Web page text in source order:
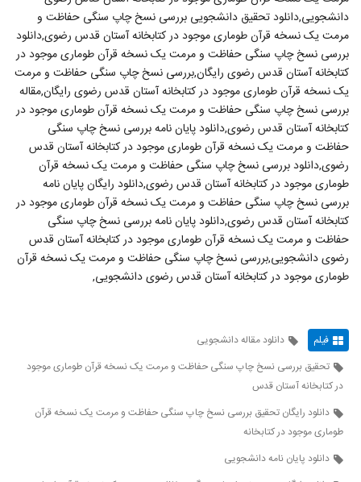
دانشجویی,دانلود تحقیق دانشجویی بررسی نسخ چاپ سنگی حفاظت و
مرمت یک نسخه قرآن طوماری موجود در کتابخانه آستان قدس رضوی,دانلود
بررسی نسخ چاپ سنگی حفاظت و مرمت یک نسخه قرآن طوماری موجود در
کتابخانه آستان قدس رضوی رایگان,بررسی نسخ چاپ سنگی حفاظت و مرمت
یک نسخه قرآن طوماری موجود در کتابخانه آستان قدس رضوی رایگان,مقاله
بررسی نسخ چاپ سنگی حفاظت و مرمت یک نسخه قرآن طوماری موجود در
کتابخانه آستان قدس رضوی,دانلود پایان نامه بررسی نسخ چاپ سنگی
حفاظت و مرمت یک نسخه قرآن طوماری موجود در کتابخانه آستان قدس
رضوی,دانلود بررسی نسخ چاپ سنگی حفاظت و مرمت یک نسخه قرآن
طوماری موجود در کتابخانه آستان قدس رضوی,دانلود رایگان پایان نامه
بررسی نسخ چاپ سنگی حفاظت و مرمت یک نسخه قرآن طوماری موجود در
کتابخانه آستان قدس رضوی,دانلود پایان نامه بررسی نسخ چاپ سنگی
حفاظت و مرمت یک نسخه قرآن طوماری موجود در کتابخانه آستان قدس
رضوی دانشجویی,بررسی نسخ چاپ سنگی حفاظت و مرمت یک نسخه قرآن
طوماری موجود در کتابخانه آستان قدس رضوی دانشجویی,
فیلم
دانلود مقاله دانشجویی
تحقیق بررسی نسخ چاپ سنگی حفاظت و مرمت یک نسخه قرآن طوماری موجود
در کتابخانه آستان قدس
دانلود رایگان تحقیق بررسی نسخ چاپ سنگی حفاظت و مرمت یک نسخه قرآن
طوماری موجود در کتابخانه
دانلود پایان نامه دانشجویی